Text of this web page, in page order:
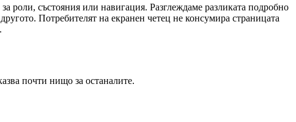
роли, състояния или навигация. Разглеждаме разликата подробно
Потребителят на екранен четец не консумира страницата
почти нищо за останалите.